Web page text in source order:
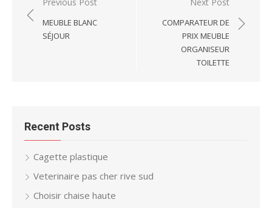
navigation
MEUBLE BLANC
SÉJOUR
COMPARATEUR DE
PRIX MEUBLE
ORGANISEUR
TOILETTE
Recent Posts
Cagette plastique
Veterinaire pas cher rive sud
Choisir chaise haute